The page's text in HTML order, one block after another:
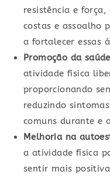
resistência e força,
costas e assoalho
a fortalecer essas
Promoção da
atividade física
proporcionando
reduzindo
comuns durante e
Melhoria na
a atividade física
sentir mais